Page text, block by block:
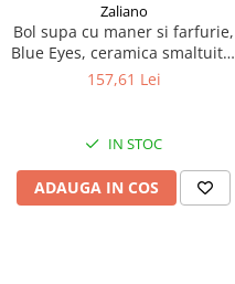
Zaliano
Bol supa cu maner si farfurie,
Blue Eyes, ceramica smaltuita,
pictat manual, diametru 15,4
157,61 Lei
IN STOC
ADAUGA IN COS